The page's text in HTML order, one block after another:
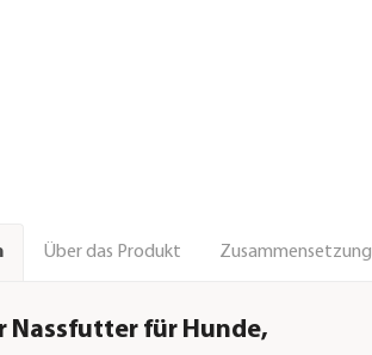
Über das Produkt Zusammensetzung
Nassfutter für Hunde,